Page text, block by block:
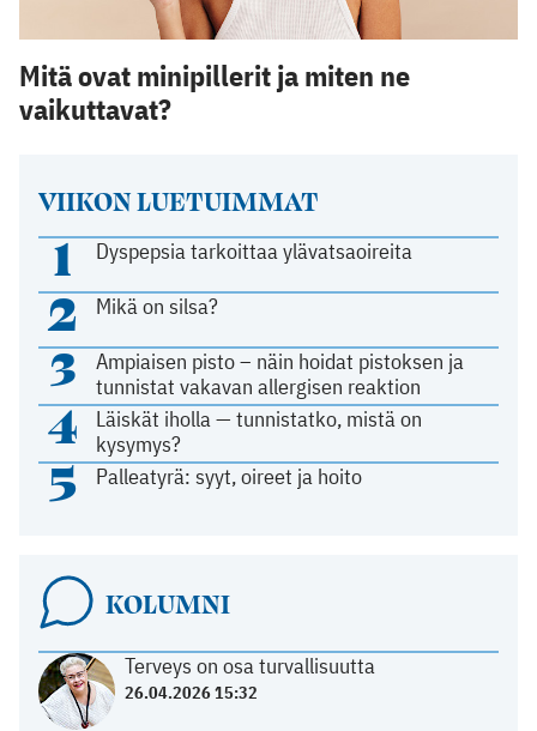
VIIKON LUETUIMMAT
1 Dyspepsia tarkoittaa ylävatsaoireita
2 Mikä on silsa?
3
Ampiaisen pisto – näin hoidat pistoksen ja
tunnistat vakavan allergisen reaktion
4
Läiskät iholla — tunnistatko, mistä on
kysymys?
5 Palleatyrä: syyt, oireet ja hoito
KOLUMNI
Terveys on osa turvallisuutta
26.04.2026 15:32
Mitä ovat minipillerit ja miten ne
vaikuttavat?